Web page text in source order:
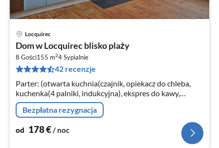
Locquirec
Dom w Locquirec blisko plaży
8 Gości155 m24Sypialnie
42 recenzje
Parter: (otwarta kuchnia(czajnik, opiekacz do chleba,
kuchenka(4 palniki, indukcyjna), ekspres do kawy,
piekarnik, kuchenka mikrofalowa, zmywarka do naczyń,
lodówka)
Bezpłatna rezygnacja
od 178€/ noc